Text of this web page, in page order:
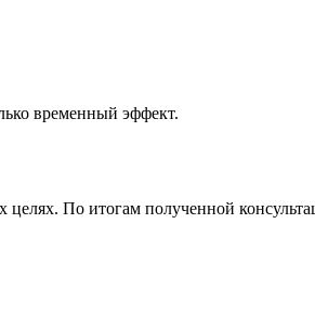
временный эффект.
По итогам полученной